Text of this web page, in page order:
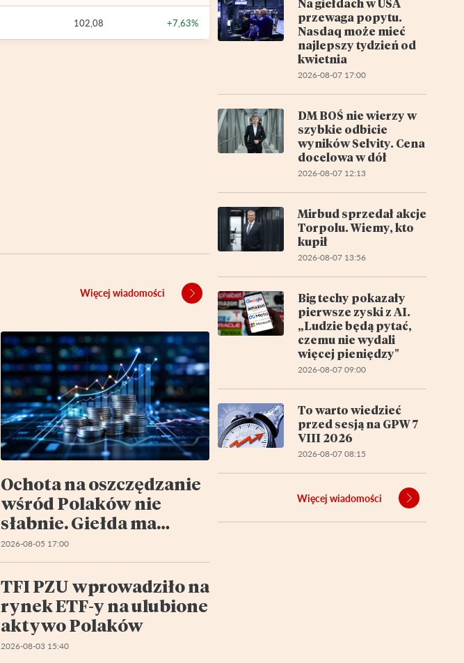
102,08 +7,63%
Więcej wiadomości
Ochota na oszczędzanie
wśród Polaków nie
słabnie. Giełda ma
szansę na większy
kawałek tego tortu
2026-08-05 17:00
TFI PZU wprowadziło na
rynek ETF-y na ulubione
aktywo Polaków
2026-08-03 15:40
Na giełdach w USA
przewaga popytu.
Nasdaq może mieć
najlepszy tydzień od
kwietnia
2026-08-07 17:00
DM BOŚ nie wierzy w
szybkie odbicie
wyników Selvity. Cena
docelowa w dół
2026-08-07 12:13
Mirbud sprzedał akcje
Torpolu. Wiemy, kto
kupił
2026-08-07 13:56
Big techy pokazały
pierwsze zyski z AI.
„Ludzie będą pytać,
czemu nie wydali
więcej pieniędzy"
2026-08-07 09:00
To warto wiedzieć
przed sesją na GPW 7
VIII 2026
2026-08-07 08:15
Więcej wiadomości